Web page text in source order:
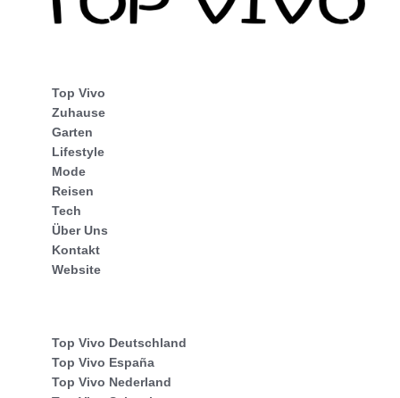
Top Vivo
Zuhause
Garten
Lifestyle
Mode
Reisen
Tech
Über Uns
Kontakt
Website
Top Vivo Deutschland
Top Vivo España
Top Vivo Nederland